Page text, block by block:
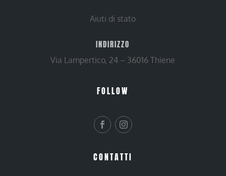
Aiuti di stato
INDIRIZZO
Via Lampertico, 24 – 36016 Thiene
FOLLOW
CONTATTI